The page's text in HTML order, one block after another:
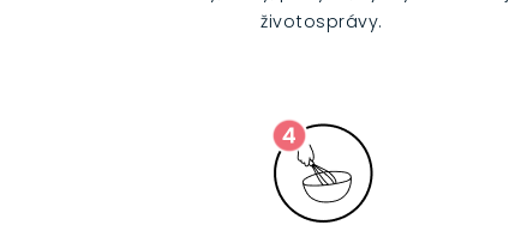
životosprávy.